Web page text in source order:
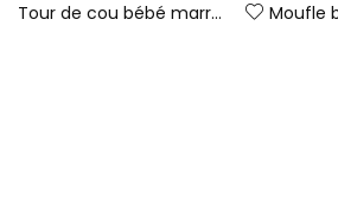
Tour de cou bébé marron imprimé à pois